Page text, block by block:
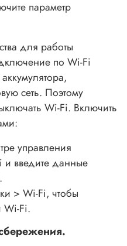
параметр
для работы
по Wi-Fi
сеть. Поэтому
Wi-Fi. Включить
управления
и введите данные
> Wi-Fi, чтобы
Wi-Fi.